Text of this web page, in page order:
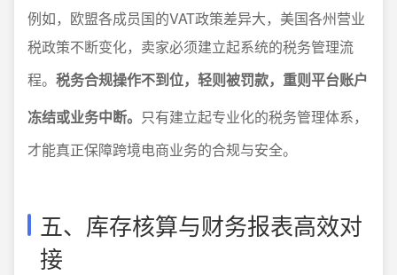
例如，欧盟各成员国的VAT政策差异大，美国各州营业
税政策不断变化，卖家必须建立起系统的税务管理流
程。 税务合规操作不到位，轻则被罚款，重则平台账户
冻结或业务中断。 只有建立起专业化的税务管理体系，
才能真正保障跨境电商业务的合规与安全。
五、库存核算与财务报表高效对
接